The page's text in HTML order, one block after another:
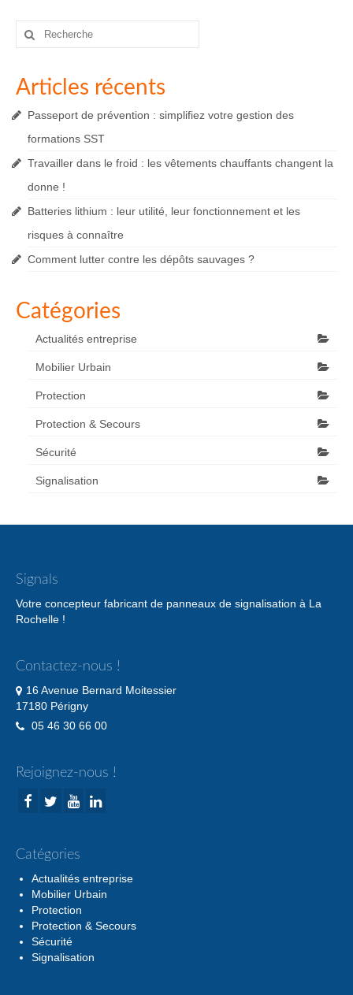
Rechercher
Articles récents
Passeport de prévention : simplifiez votre gestion des
formations SST
Travailler dans le froid : les vêtements chauffants changent la
donne !
Batteries lithium : leur utilité, leur fonctionnement et les
risques à connaître
Comment lutter contre les dépôts sauvages ?
Catégories
Actualités entreprise
Mobilier Urbain
Protection
Protection & Secours
Sécurité
Signalisation
Signals
Votre concepteur fabricant de panneaux de signalisation à La
Rochelle !
Contactez-nous !
16 Avenue Bernard Moitessier
17180 Périgny
05 46 30 66 00
Rejoignez-nous !
Catégories
Actualités entreprise
Mobilier Urbain
Protection
Protection & Secours
Sécurité
Signalisation